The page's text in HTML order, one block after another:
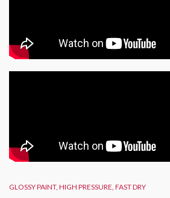
GLOSSY PAINT, HIGH PRESSURE, FAST DRY